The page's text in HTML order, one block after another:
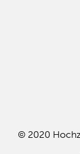
© 2020